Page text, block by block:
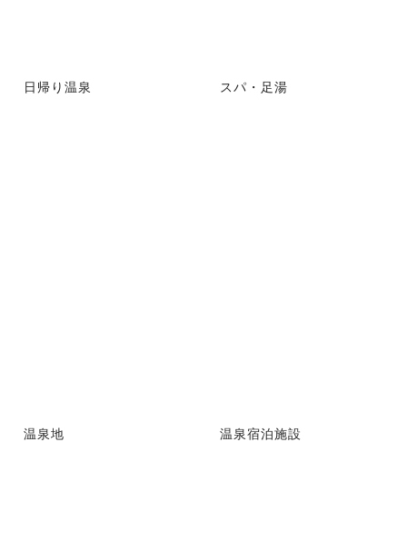
日帰り温泉 スパ・足湯
温泉地 温泉宿泊施設